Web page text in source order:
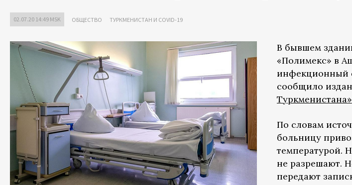
02.07.20 14:49 MSK ОБЩЕСТВО ТУРКМЕНИСТАН И COVID-19
В бывшем
«Полимекс» в
инфекционный
сообщило
Туркменистана»
По словам
больницу
температурой.
не разрешают.
передают